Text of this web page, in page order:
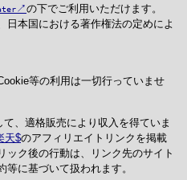
の下でご利用いただけます。
日本国における著作権法の定めによ
等の利用は一切行っていませ
、適格販売により収入を得ていま
天 のアフィリエイトリンクを掲載
ック後の行動は、リンク先のサイト
に基づいて扱われます。